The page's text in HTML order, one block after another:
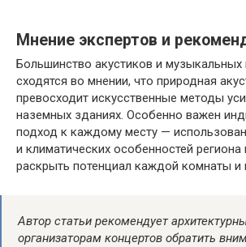
Мнение экспертов и
Большинство акустиков и
сходятся во мнении, что природная
превосходит искусственные методы
наземных зданиях. Особенно важен
подход к каждому месту —
и климатических особенностей региона
раскрыть потенциал каждой комнаты и
Автор статьи рекомендует
организаторам концертов обратить